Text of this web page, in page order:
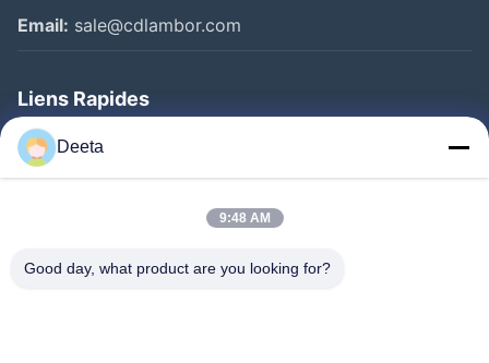
Email: sale@cdlambor.com
Liens Rapides
Aperçu
Produits
Visite D'usine
Deeta
9:48 AM
Good day, what product are you looking for?